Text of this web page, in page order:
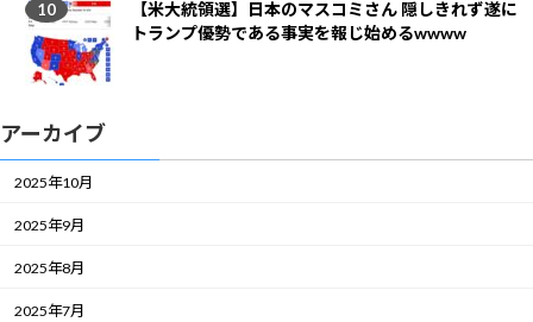
【米大統領選】日本のマスコミさん 隠しきれず遂に
トランプ優勢である事実を報じ始めるwwww
アーカイブ
2025年10月
2025年9月
2025年8月
2025年7月